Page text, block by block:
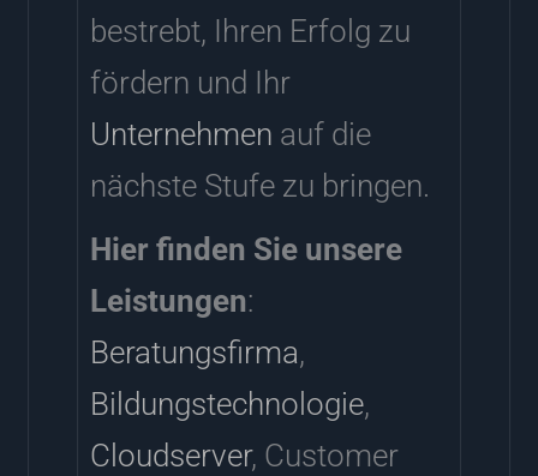
bestrebt, Ihren Erfolg zu
fördern und Ihr
Unternehmen auf die
nächste Stufe zu bringen.
Hier finden Sie unsere
Leistungen:
Beratungsfirma,
Bildungstechnologie,
Cloudserver, Customer